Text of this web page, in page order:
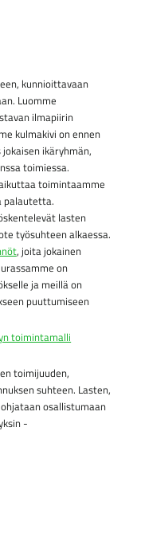
kunnioittavaan
Luomme
ilmapiirin
kulmakivi on ennen
ikäryhmän,
toimiessa.
toimintaamme
palautetta.
lasten
työsuhteen alkaessa.
, joita jokainen
on
ja meillä on
puuttumiseen
toimintamalli
toimijuuden,
suhteen. Lasten,
osallistumaan
-